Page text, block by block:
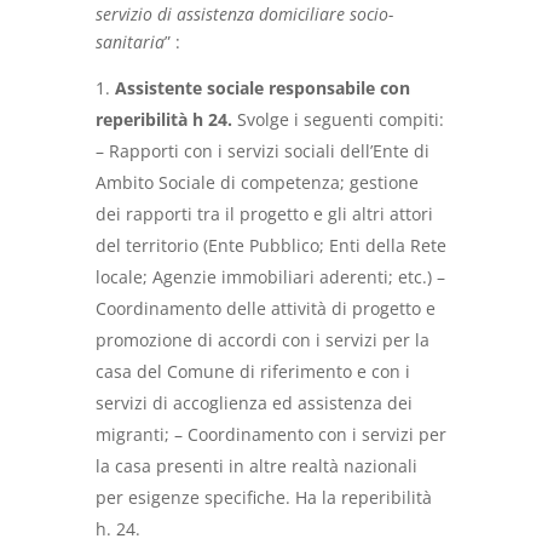
servizio di assistenza domiciliare socio-
sanitaria” :
Assistente sociale responsabile con
reperibilità h 24. Svolge i seguenti compiti:
– Rapporti con i servizi sociali dell’Ente di
Ambito Sociale di competenza; gestione
dei rapporti tra il progetto e gli altri attori
del territorio (Ente Pubblico; Enti della Rete
locale; Agenzie immobiliari aderenti; etc.) –
Coordinamento delle attività di progetto e
promozione di accordi con i servizi per la
casa del Comune di riferimento e con i
servizi di accoglienza ed assistenza dei
migranti; – Coordinamento con i servizi per
la casa presenti in altre realtà nazionali
per esigenze specifiche. Ha la reperibilità
h. 24.